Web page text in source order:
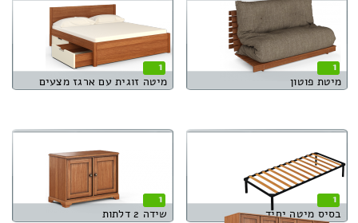
1
מיטת פוטון
1
מיטה זוגית עם ארגז מצעים
1
בסיס מיטה יחיד
1
שידה 2 דלתות